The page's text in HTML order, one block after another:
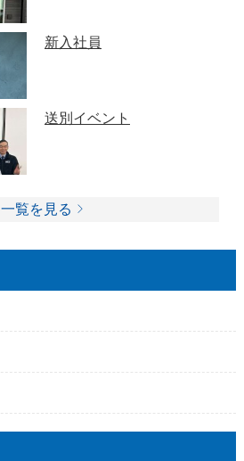
新入社員
送別イベント
一覧を見る